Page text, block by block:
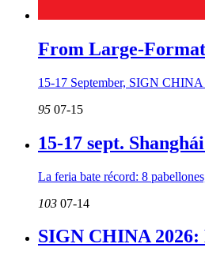
From Large-
15-17 September, SIGN
95 07-15
15-17 sept.
La feria bate récord: 8
103 07-14
SIGN CHINA